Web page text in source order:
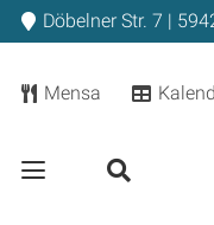
Döbelner Str. 7 |
Mensa